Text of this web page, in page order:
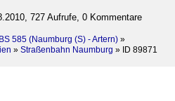
727 Aufrufe, 0 Kommentare
585 (Naumburg (S) - Artern) »
» Straßenbahn Naumburg » ID 89871